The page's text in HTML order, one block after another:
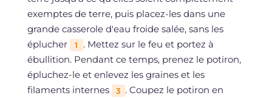
exemptes de terre, puis placez-les dans une
grande casserole d'eau froide salée, sans les
éplucher
1
. Mettez sur le feu et portez à
ébullition. Pendant ce temps, prenez le potiron,
épluchez-le et enlevez les graines et les
filaments internes
3 . Coupez le potiron en